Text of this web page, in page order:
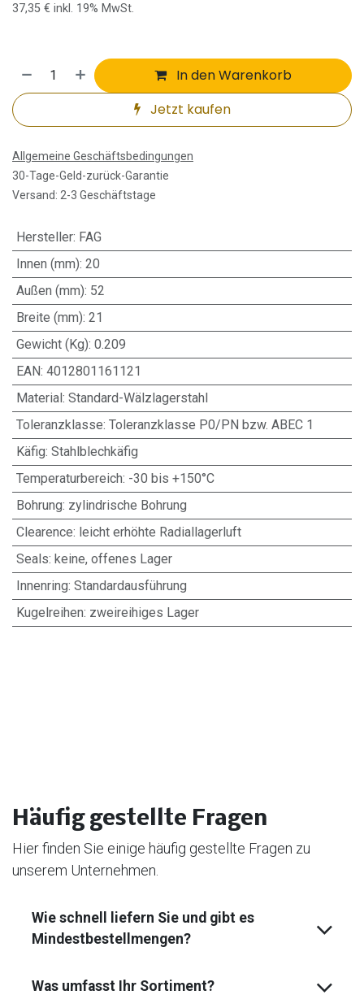
37,35 € inkl. 19% MwSt.
In den Warenkorb
Jetzt kaufen
Allgemeine Geschäftsbedingungen
30-Tage-Geld-zurück-Garantie
Versand: 2-3 Geschäftstage
Hersteller: FAG
Innen (mm): 20
Außen (mm): 52
Breite (mm): 21
Gewicht (Kg): 0.209
EAN: 4012801161121
Material: Standard-Wälzlagerstahl
Toleranzklasse: Toleranzklasse P0/PN bzw. ABEC 1
Käfig: Stahlblechkäfig
Temperaturbereich: -30 bis +150°C
Bohrung: zylindrische Bohrung
Clearence: leicht erhöhte Radiallagerluft
Seals: keine, offenes Lager
Innenring: Standardausführung
Kugelreihen: zweireihiges Lager
Häufig gestellte Fragen
Hier finden Sie einige häufig gestellte Fragen zu
unserem Unternehmen.
Wie schnell liefern Sie und gibt es
Mindest­bestell­mengen?
Was umfasst Ihr Sortiment?